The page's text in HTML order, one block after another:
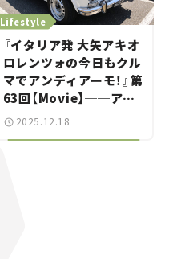
Lifestyle
『イタリア発 大矢アキオ
ロレンツォの今日もクル
マでアンディアーモ！』第
63回【Movie】──アル
ファ・ロメオ115周年祭
2025.12.18